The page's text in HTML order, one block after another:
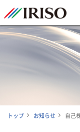
トップ お知らせ 自己